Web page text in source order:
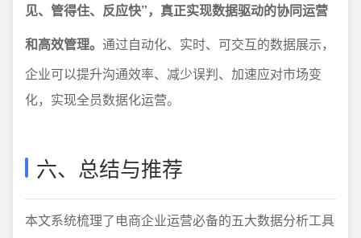
见、管得住、反应快”，真正实现数据驱动的协同运营
和高效管理。 通过自动化、实时、可交互的数据展示，
企业可以提升沟通效率、减少误判、加速应对市场变
化，实现全员数据化运营。
六、总结与推荐
本文系统梳理了电商企业运营必备的五大数据分析工具